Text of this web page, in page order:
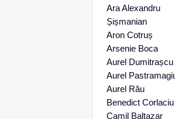
Ara Alexandru
Șișmanian
Aron Cotruș
Arsenie Boca
Aurel Dumitrașcu
Aurel
Aurel Rău
Benedict Corlaciu
Camil Baltazar